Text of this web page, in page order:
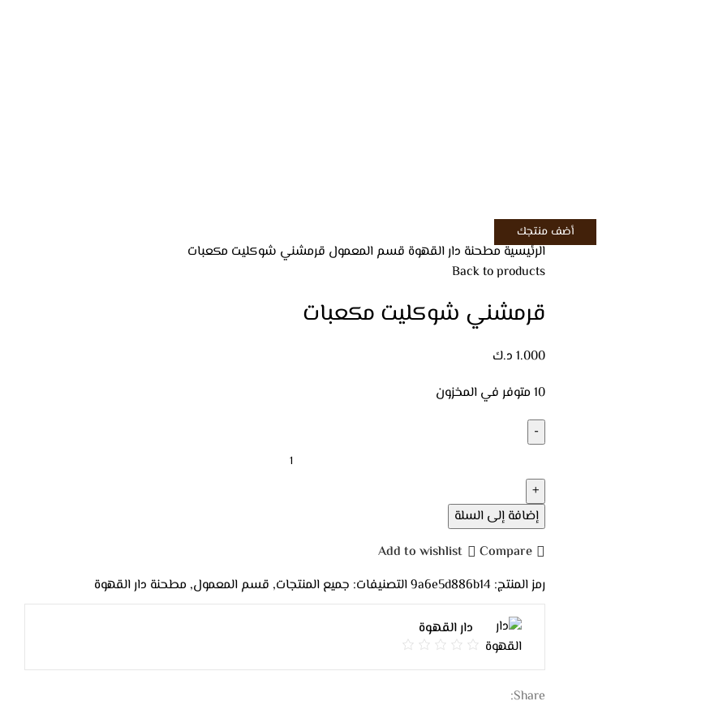
أضف منتجك
الرئيسيةمطحنة دار القهوة قسم المعمول قرمشني شوكليت مكعبات
Back to products
قرمشني شوكليت مكعبات
1.000 د.ك
10 متوفر في المخزون
إضافة إلى السلة
Compare
Add to wishlist
رمز المنتج: 9a6e5d886b14التصنيفات: جميع المنتجات, قسم المعمول, مطحنة دار القهوة
دار القهوة
Share: